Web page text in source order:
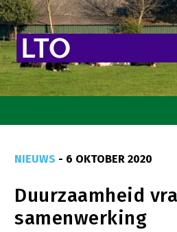
Goed eten
Mooi groen
NIEUWS - 6 OKTOBER 2020
Duurzaamheid
samenwerking